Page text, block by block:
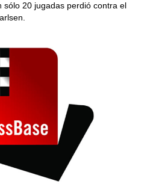
sólo 20 jugadas perdió contra el